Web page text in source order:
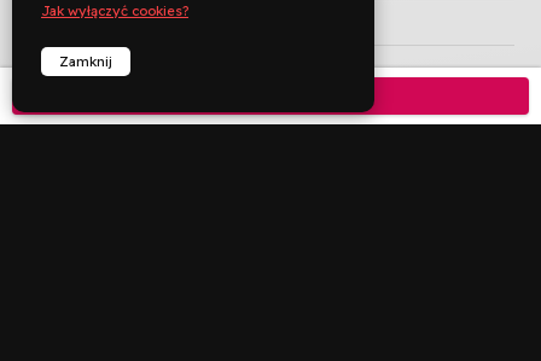
REŻYSERIA
KRAJ PRODUKCJI
ROK PRODUKCJI 2021
Jak wyłączyć cookies?
Zamknij